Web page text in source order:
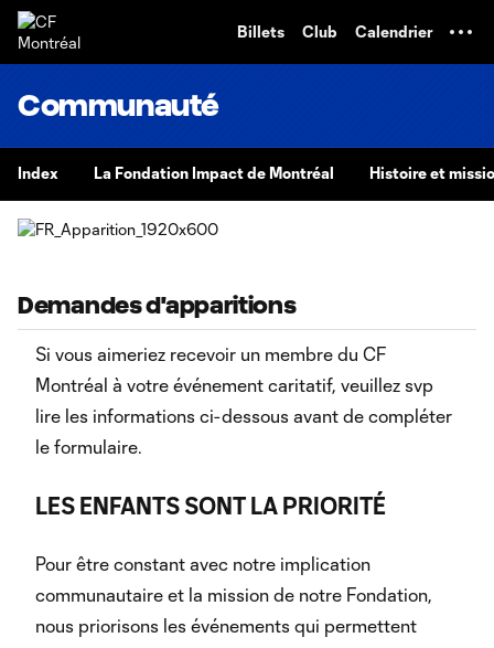
Billets Club Calendrier
Communauté
Index La Fondation Impact de Montréal Histoire et
Demandes d'apparitions
Si vous aimeriez recevoir un membre du CF
Montréal à votre événement caritatif, veuillez svp
lire les informations ci-dessous avant de compléter
le formulaire.
LES ENFANTS SONT LA PRIORITÉ
Pour être constant avec notre implication
communautaire et la mission de notre Fondation,
nous priorisons les événements qui permettent